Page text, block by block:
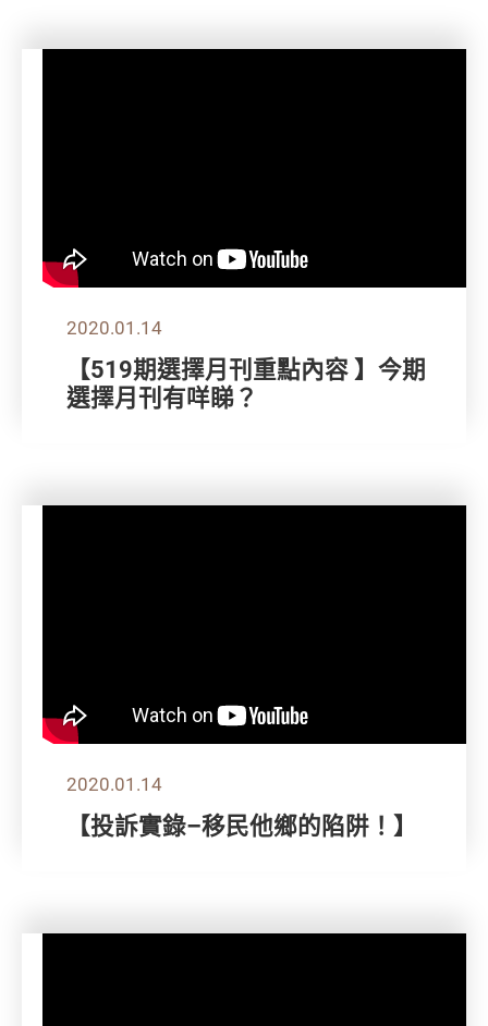
2020.01.14
【519期選擇月刊重點內容 】今期
選擇月刊有咩睇？
2020.01.14
【投訴實錄–移民他鄉的陷阱！】